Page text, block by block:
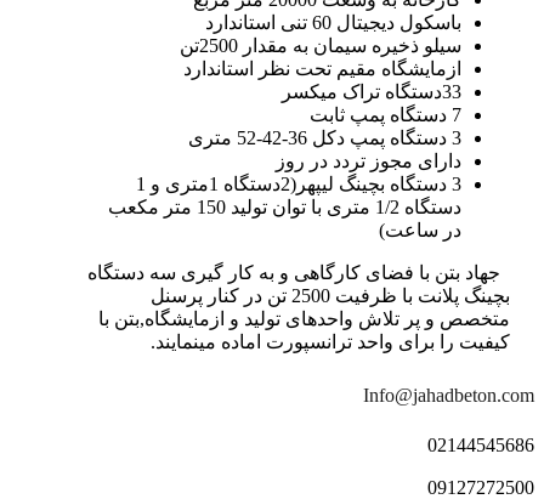
باسکول دیجیتال 60 تنی استاندارد
سیلو ذخیره سیمان به مقدار 2500تن
ازمایشگاه مقیم تحت نظر استاندارد
33دستگاه تراک میکسر
7 دستگاه پمپ ثابت
3 دستگاه پمپ دکل 36-42-52 متری
دارای مجوز تردد در روز
3 دستگاه بچینگ لیپهر(2دستگاه 1متری و 1
دستگاه 1/2 متری با توان تولید 150 متر مکعب
در ساعت)
جهاد بتن با فضای کارگاهی و به کار گیری سه دستگاه
بچینگ پلانت با ظرفیت 2500 تن در کنار پرسنل
متخصص و پر تلاش واحدهای تولید و ازمایشگاه,بتن با
کیفیت را برای واحد ترانسپورت اماده مینمایند.
Info@jahadbeton.com
02144545686
09127272500